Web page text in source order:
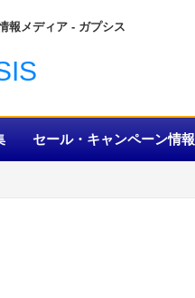
報メディア
セール・キャンペーン情報